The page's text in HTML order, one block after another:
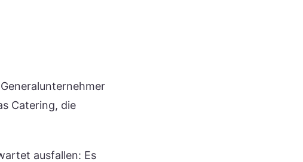
Catering, die
ausfallen: Es